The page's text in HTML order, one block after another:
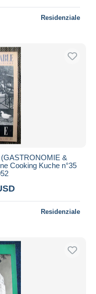
Residenziale
&
Cooking Kuche n°35
Residenziale